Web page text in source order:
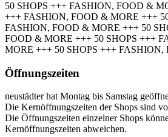
50 SHOPS +++ FASHION, FOOD &
+++ FASHION, FOOD & MORE +++
FASHION, FOOD & MORE +++ 50
FOOD & MORE +++ 50 SHOPS +++
MORE +++ 50 SHOPS +++
Öffnungszeiten
neustädter hat Montag bis Samstag
Die Kernöffnungszeiten der Shops sind
Die Öffnungszeiten einzelner Shops
Kernöffnungszeiten abweichen.